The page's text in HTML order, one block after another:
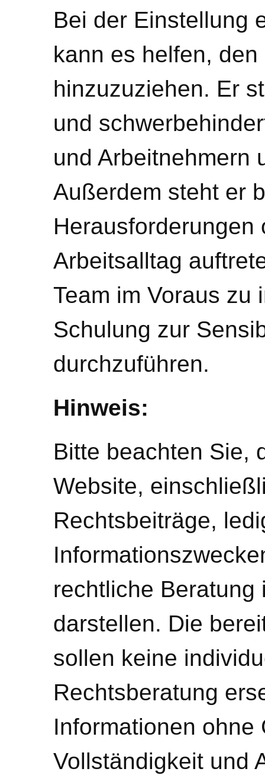
Bei der Einstellung
kann es helfen,
hinzuzuziehen. Er
und
und Arbeitnehmern
Außerdem steht er
Herausforderungen
Arbeitsalltag
Team im Voraus zu
Schulung zur
durchzuführen.
Hinweis:
Bitte beachten Sie,
Website,
Rechtsbeiträge,
rechtliche
darstellen. Die
sollen keine
Rechtsberatung
Informationen ohne
Vollständigkeit und